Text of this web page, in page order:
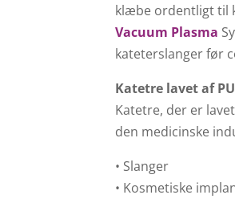
klæbe ordentligt til
Vacuum Plasma
kateterslanger før
Katetre lavet af
Katetre, der er
den medicinske
• Slanger
• Kosmetiske